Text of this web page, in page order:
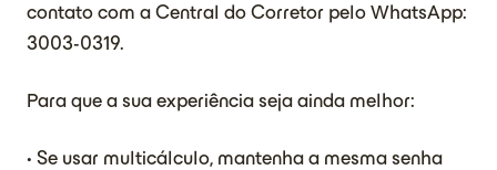
contato com a Central do Corretor pelo WhatsApp:
3003-0319.
Para que a sua experiência seja ainda melhor:
• Se usar multicálculo, mantenha a mesma senha